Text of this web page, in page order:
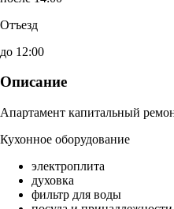
Отъезд
до 12:00
Описание
Апартамент капитальный
Кухонное оборудование
электроплита
духовка
фильтр для воды